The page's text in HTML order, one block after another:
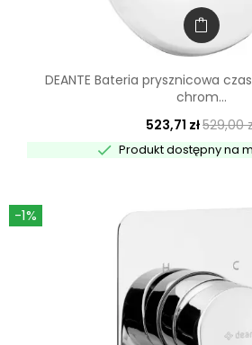
DEANTE Bateria prysznicowa
chrom...
523,71 zł529,00
 Produkt dostępny na
-1%